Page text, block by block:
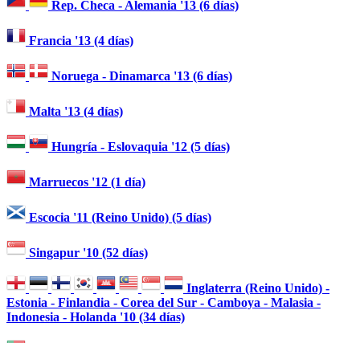
Rep. Checa - Alemania '13 (6 días)
Francia '13 (4 días)
Noruega - Dinamarca '13 (6 días)
Malta '13 (4 días)
Hungría - Eslovaquia '12 (5 días)
Marruecos '12 (1 día)
Escocia '11 (Reino Unido) (5 días)
Singapur '10 (52 días)
Inglaterra (Reino Unido) -
Estonia - Finlandia - Corea del Sur - Camboya - Malasia -
Indonesia - Holanda '10 (34 días)